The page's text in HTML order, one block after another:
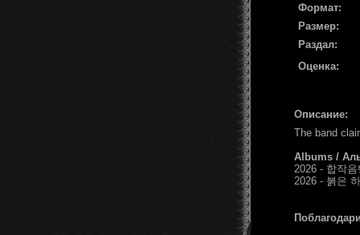
Формат:
Размер:
Раздал:
Оценка:
Описание:
The band
Albums /
2026 - 합작
2026 - 붉은